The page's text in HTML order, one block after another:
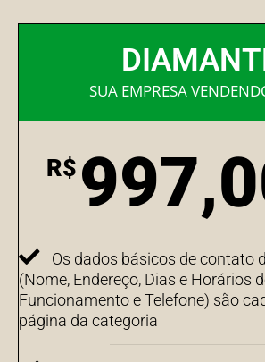
SUA EMPRESA
R$
Os dados básicos de contato
(Nome, Endereço, Dias e Horários
Funcionamento e Telefone) são
página da categoria